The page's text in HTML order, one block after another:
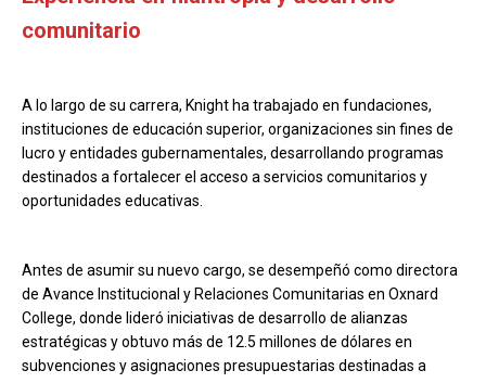
comunitario
A lo largo de su carrera, Knight ha trabajado en fundaciones,
instituciones de educación superior, organizaciones sin fines de
lucro y entidades gubernamentales, desarrollando programas
destinados a fortalecer el acceso a servicios comunitarios y
oportunidades educativas.
Antes de asumir su nuevo cargo, se desempeñó como directora
de Avance Institucional y Relaciones Comunitarias en Oxnard
College, donde lideró iniciativas de desarrollo de alianzas
estratégicas y obtuvo más de 12.5 millones de dólares en
subvenciones y asignaciones presupuestarias destinadas a